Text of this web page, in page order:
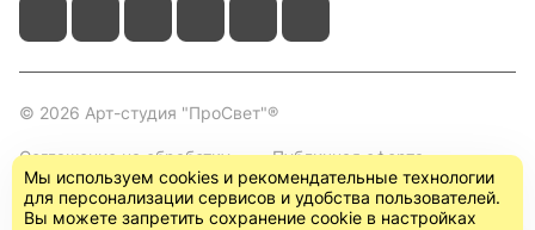
© 2026 Арт-студия "ПроСвет"®
Соглашение на обработку
персональных данных
Публичная оферта
(пользовательское
соглашение)
Мы используем cookies и рекомендательные технологии
для персонализации сервисов и удобства пользователей.
Вы можете запретить сохранение cookie в настройках